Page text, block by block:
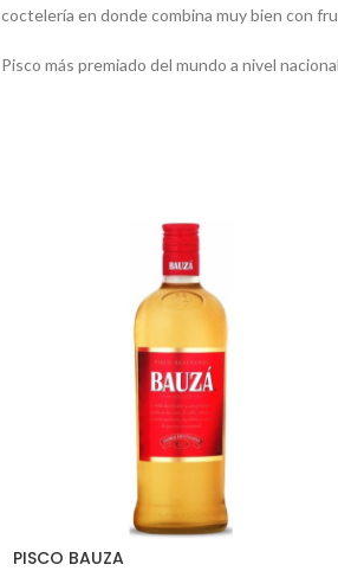
coctelería en donde combina muy bien con
Pisco más premiado del mundo a nivel
PISCO BAUZA